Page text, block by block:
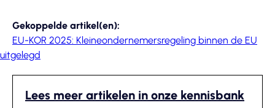
Gekoppelde artikel(en):
EU-KOR 2025: Kleineondernemersregeling binnen de EU
uitgelegd
Lees meer artikelen in onze kennisbank